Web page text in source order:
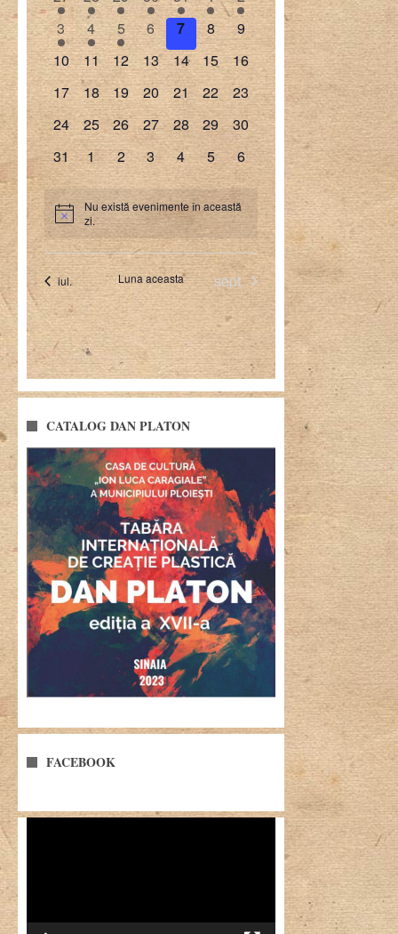
CATALOG DAN PLATON
FACEBOOK